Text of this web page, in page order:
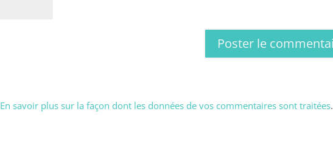
En savoir plus sur la façon dont les données de vos commentaires sont traitées.